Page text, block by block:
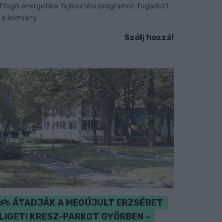
energetikai fejlesztési programot fogadott
a kormány.
Szólj hozzá!
ÁTADJÁK A MEGÚJULT ERZSÉBET
KRESZ-PARKOT GYŐRBEN –